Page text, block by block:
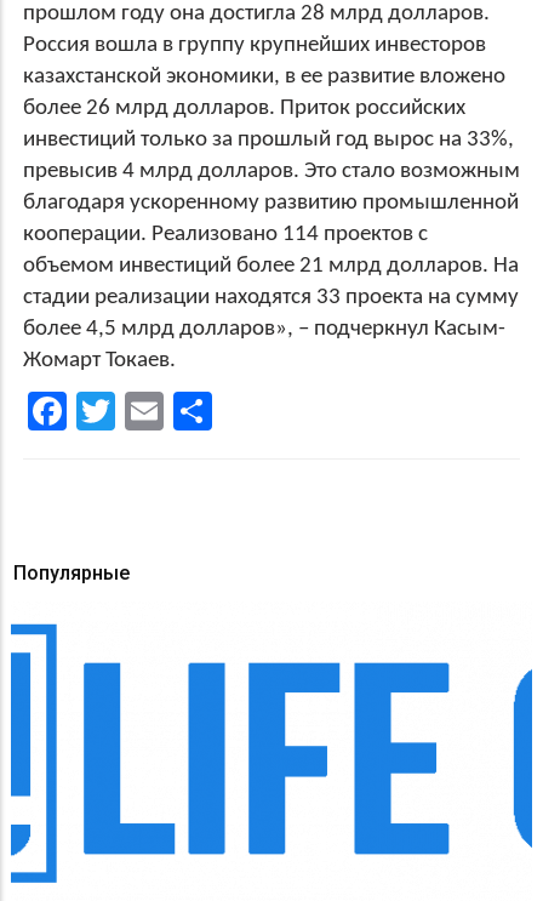
прошлом году она достигла 28 млрд долларов.
Россия вошла в группу крупнейших инвесторов
казахстанской экономики, в ее развитие вложено
более 26 млрд долларов. Приток российских
инвестиций только за прошлый год вырос на 33%,
превысив 4 млрд долларов. Это стало возможным
благодаря ускоренному развитию промышленной
кооперации. Реализовано 114 проектов с
объемом инвестиций более 21 млрд долларов. На
стадии реализации находятся 33 проекта на сумму
более 4,5 млрд долларов», – подчеркнул Касым-
Жомарт Токаев.
Facebook
Twitter
Email
Популярные